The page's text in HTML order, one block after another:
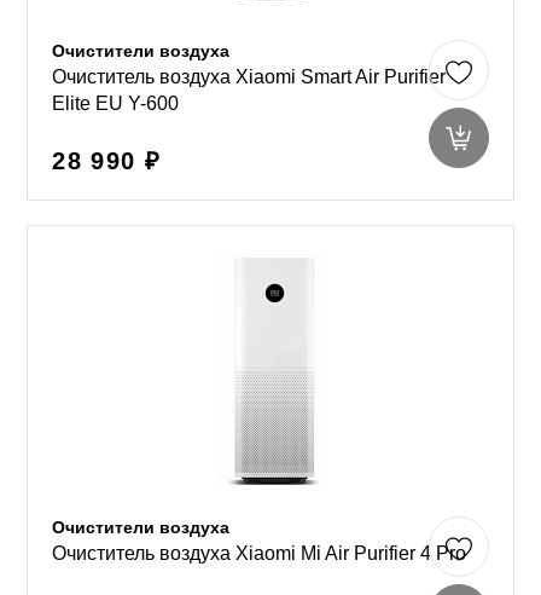
Очистители воздуха
Очиститель воздуха Xiaomi Smart Air Purifier
Elite EU Y-600
28 990 ₽
Очистители воздуха
Очиститель воздуха Xiaomi Mi Air Purifier 4 Pro